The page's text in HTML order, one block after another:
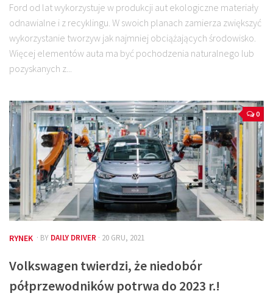
Ford od lat wykorzystuje w produkcji aut ekologiczne materiały
odnawialne i z recyklingu. W swoich planach zamierza zwiększyć
wykorzystanie tworzyw jak najmniej obciążających środowisko.
Więcej elementów auta ma być pochodzenia naturalnego lub
pozyskanych z...
0
RYNEK · BY DAILY DRIVER · 20 GRU, 2021
Volkswagen twierdzi, że niedobór
półprzewodników potrwa do 2023 r.!